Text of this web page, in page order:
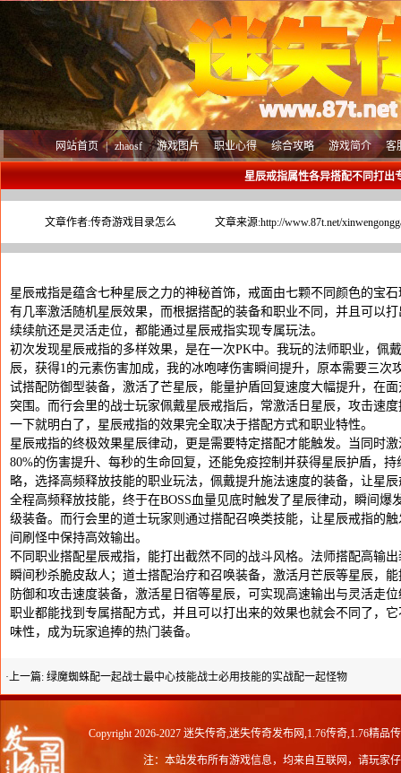
客
游戏简介
综合攻略
职业心得
游戏图片
zhaosf
网站首页 |
星辰戒指属性各异搭配不同打出
文章作者:传奇游戏目录怎么 文章来源:http://www.87t.net/
星辰戒指是蕴含七种星辰之力的神秘首饰，戒面由七颗不同颜色的宝
有几率激活随机星辰效果，而根据搭配的装备和职业不同，并且可以
续续航还是灵活走位，都能通过星辰戒指实现专属玩法。
初次发现星辰戒指的多样效果，是在一次PK中。我玩的法师职业，佩
辰，获得1的元素伤害加成，我的冰咆哮伤害瞬间提升，原本需要三
试搭配防御型装备，激活了芒星辰，能量护盾回复速度大幅提升，在
突围。而行会里的战士玩家佩戴星辰戒指后，常激活日星辰，攻击速
一下就明白了，星辰戒指的效果完全取决于搭配方式和职业特性。
星辰戒指的终极效果星辰律动，更是需要特定搭配才能触发。当同时
80%的伤害提升、每秒的生命回复，还能免疫控制并获得星辰护盾，
略，选择高频释放技能的职业玩法，佩戴提升施法速度的装备，让星
全程高频释放技能，终于在BOSS血量见底时触发了星辰律动，瞬间爆
级装备。而行会里的道士玩家则通过搭配召唤类技能，让星辰戒指的
间刷怪中保持高效输出。
不同职业搭配星辰戒指，能打出截然不同的战斗风格。法师搭配高输
瞬间秒杀脆皮敌人；道士搭配治疗和召唤装备，激活月芒辰等星辰，
防御和攻击速度装备，激活星日宿等星辰，可实现高速输出与灵活走
职业都能找到专属搭配方式，并且可以打出来的效果也就会不同了，
味性，成为玩家追捧的热门装备。
·上一篇: 绿魔蜘蛛配一起战士最中心技能战士必用技能的实战配一起怪物
Copyright 2026-2027 迷失传奇,迷失传奇发布网,1.76传奇,1.76精品
注：本站发布所有游戏信息，均来自互联网，请玩家